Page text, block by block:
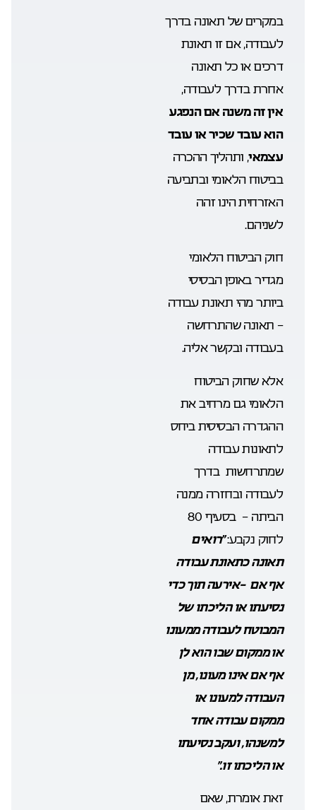
במקרים של תאונה בדרך
לעבודה, אם זו תאונת
דרכים או כל תאונה
אחרת בדרך לעבודה,
אין זה משנה אם הנפגע
הוא עובד שכיר או עובד
עצמאי, ותהליך ההכרה
בביטוח הלאומי ובתביעה
האזרחית הינו זהה
לשניהם.
חוק הביטוח הלאומי
מגדיר באופן הבסיסי
ביותר מהי תאונת עבודה
– תאונה שהתרחשה
בעבודה ובקשר אליה.
אלא שחוק הביטוח
הלאומי גם מרחיב את
ההגדרה הבסיסית ביחס
לתאונות עבודה
שמתרחשות בדרך
לעבודה ובחזרה ממנה
הביתה – בסעיף 80
לחוק נקבע:“רואים
תאונה כתאונת עבודה
אף אם –אירעה תוך כדי
נסיעתו או הליכתו של
המבוטחלעבודה ממעונו
או ממקום שבו הוא לן
אף אם אינו מעונו, מן
העבודה למעונו או
ממקום עבודה אחד
למשנהו, ועקב נסיעתו
או הליכתו זו.”
זאת אומרת, שאם